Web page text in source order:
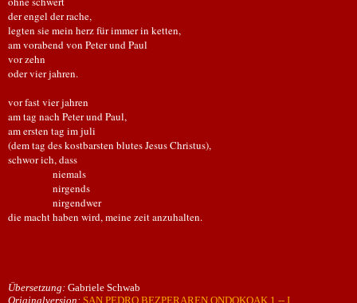
der engel der rache,
legten sie mein herz für immer in ketten,
am vorabend von Peter und Paul
vor zehn
oder vier jahren.
vor fast vier jahren
am tag nach Peter und Paul,
am ersten tag im juli
(dem tag des kostbarsten blutes Jesus Christus),
schwor ich, dass
niemals
nirgends
nirgendwer
die macht haben wird, meine zeit anzuhalten.
Übersetzung: Gabriele Schwab
Originalversion: SAN PEDRO BEZPERAREN ONDOKOAK 1 -- I